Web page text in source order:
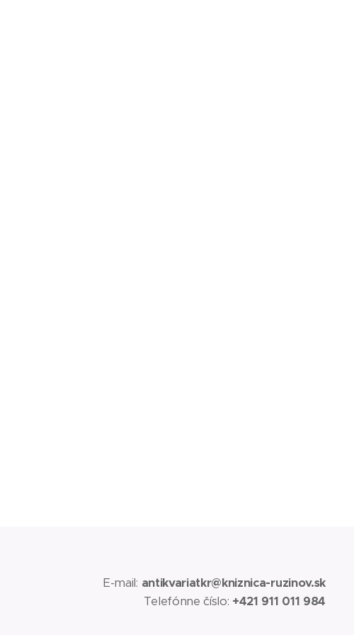
E-mail: antikvariatkr@kniznica-ruzinov.sk
Telefónne číslo: +421 911 011 984